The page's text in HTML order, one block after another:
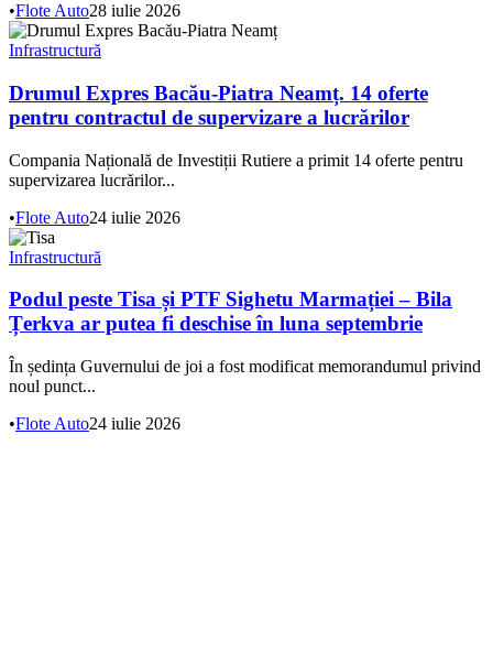
•Flote Auto28 iulie 2026
Infrastructură
Drumul Expres Bacău-Piatra Neamț. 14 oferte
pentru contractul de supervizare a lucrărilor
Compania Națională de Investiții Rutiere a primit 14 oferte pentru
supervizarea lucrărilor...
•Flote Auto24 iulie 2026
Infrastructură
Podul peste Tisa și PTF Sighetu Marmației – Bila
Țerkva ar putea fi deschise în luna septembrie
În ședința Guvernului de joi a fost modificat memorandumul privind
noul punct...
•Flote Auto24 iulie 2026